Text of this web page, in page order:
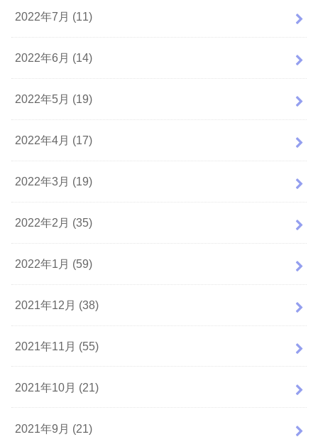
2022年7月 (11)
2022年6月 (14)
2022年5月 (19)
2022年4月 (17)
2022年3月 (19)
2022年2月 (35)
2022年1月 (59)
2021年12月 (38)
2021年11月 (55)
2021年10月 (21)
2021年9月 (21)